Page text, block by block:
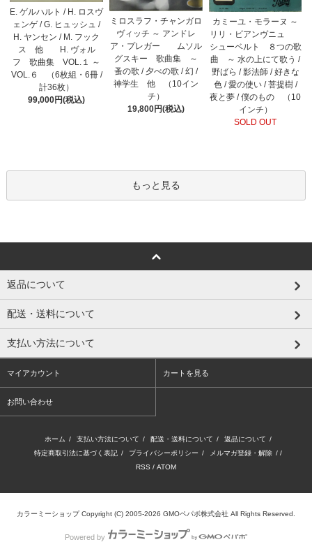
E. ゲルハルト / H. ロスヴ
ェンゲ / G. ヒュッシュ /
H. ヤンセン / M. フック
ス 他 H. ヴォル
フ 歌曲集 VOL.１ ～
VOL.６ （6枚組・6冊 /
計36枚）
99,000円(税込)
ミロスラフ・チャンガロ
ヴィッチ ～ アンドレ
ア・プレガー ムソル
グスキー 歌曲集 ～
蚤の歌 / 夕べの歌 / 幻 /
神学生 他 （10イン
チ）
19,800円(税込)
カミーユ・モラーヌ ～
リリ・ビアンヴニュ
シューベルト ８つの歌
曲 ～ 水の上にて歌う /
野ばら / 影法師 / 好きな
色 / 愛の使い / 菩提樹 /
夜と夢 / 僕のもの （10
インチ）
SOLD OUT
もっと見る
返品について
配送・送料について
支払い方法について
マイアカウント カートを見る
お問い合わせ
ホーム / 支払い方法について / 配送・送料について / 返品について /
特定商取引法に基づく表記 / プライバシーポリシー / メルマガ登録・解除 / /
RSS / ATOM
カラーミーショップCopyright (C) 2005-2026 GMOペパボ株式会社 All Rights Reserved.
Powered by